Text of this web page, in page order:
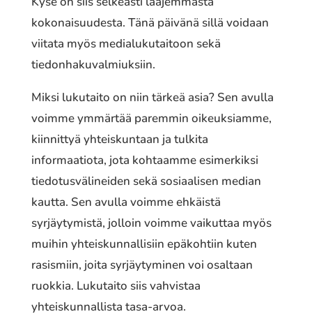
kokonaisuudesta. Tänä päivänä sillä voidaan
viitata myös medialukutaitoon sekä
tiedonhakuvalmiuksiin.
Miksi lukutaito on niin tärkeä asia? Sen avulla
voimme ymmärtää paremmin oikeuksiamme,
kiinnittyä yhteiskuntaan ja tulkita
informaatiota, jota kohtaamme esimerkiksi
tiedotusvälineiden sekä sosiaalisen median
kautta. Sen avulla voimme ehkäistä
syrjäytymistä, jolloin voimme vaikuttaa myös
muihin yhteiskunnallisiin epäkohtiin kuten
rasismiin, joita syrjäytyminen voi osaltaan
ruokkia. Lukutaito siis vahvistaa
yhteiskunnallista tasa-arvoa.